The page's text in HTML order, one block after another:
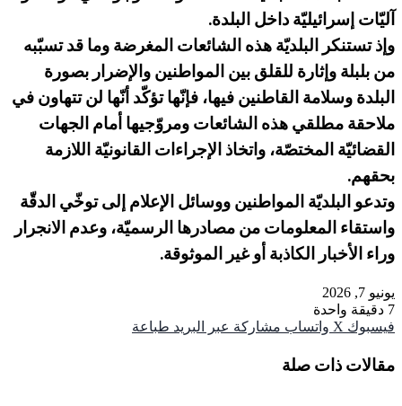
آليّات إسرائيليّة داخل البلدة.
وإذ تستنكر البلديّة هذه الشائعات المغرضة وما قد تسبّبه
من بلبلة وإثارة للقلق بين المواطنين والإضرار بصورة
البلدة وسلامة القاطنين فيها، فإنّها تؤكّد أنّها لن تتهاون في
ملاحقة مطلقي هذه الشائعات ومروّجيها أمام الجهات
القضائيّة المختصّة، واتخاذ الإجراءات القانونيّة اللازمة
بحقهم.
وتدعو البلديّة المواطنين ووسائل الإعلام إلى توخّي الدقّة
واستقاء المعلومات من مصادرها الرسميّة، وعدم الانجرار
وراء الأخبار الكاذبة أو غير الموثوقة.
يونيو 7, 2026
7 دقيقة واحدة
فيسبوك ‫X واتساب مشاركة عبر البريد طباعة
مقالات ذات صلة